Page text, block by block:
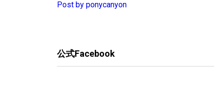
Post by ponycanyon
公式Facebook